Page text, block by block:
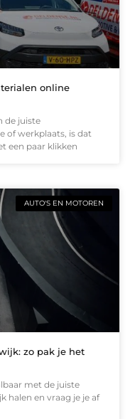
online
de juiste
of werkplaats, is dat
een paar klikken
AUTO'S EN MOTOREN
zo pak je het
met de juiste
halen en vraag je je af